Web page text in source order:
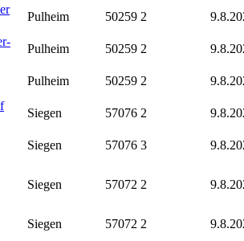
Pulheim 50259 2
Pulheim 50259 2
Pulheim 50259 2
Siegen 57076 2
Siegen 57076 3
Siegen 57072 2
Siegen 57072 2